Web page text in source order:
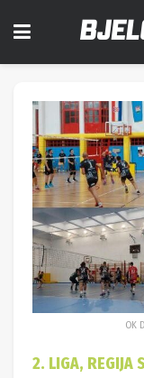
OK
2. LIGA, REGIJA